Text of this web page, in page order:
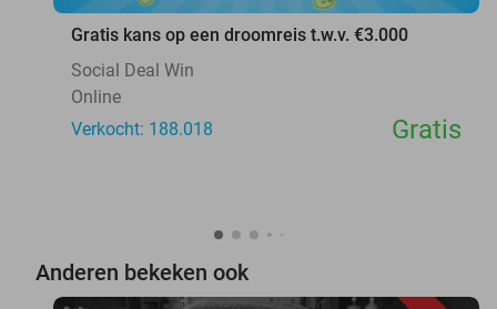
Gratis kans op een droomreis t.w.v. €3.000
Social Deal Win
Online
Verkocht: 188.018
Gratis
Anderen bekeken ook